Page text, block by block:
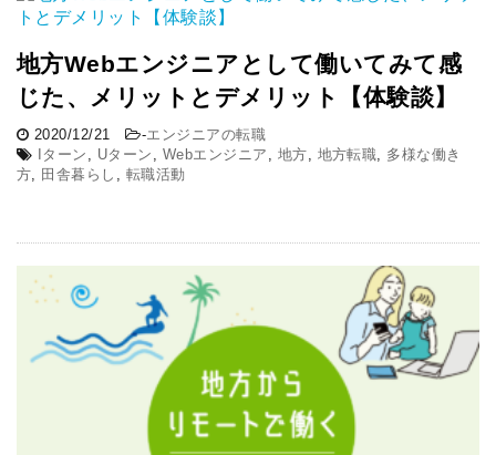
地方Webエンジニアとして働いてみて感
じた、メリットとデメリット【体験談】
2020/12/21 -エンジニアの転職
Iターン
Uターン Webエンジニア 地方 地方転職
多様な働き
方
田舎暮らし 転職活動